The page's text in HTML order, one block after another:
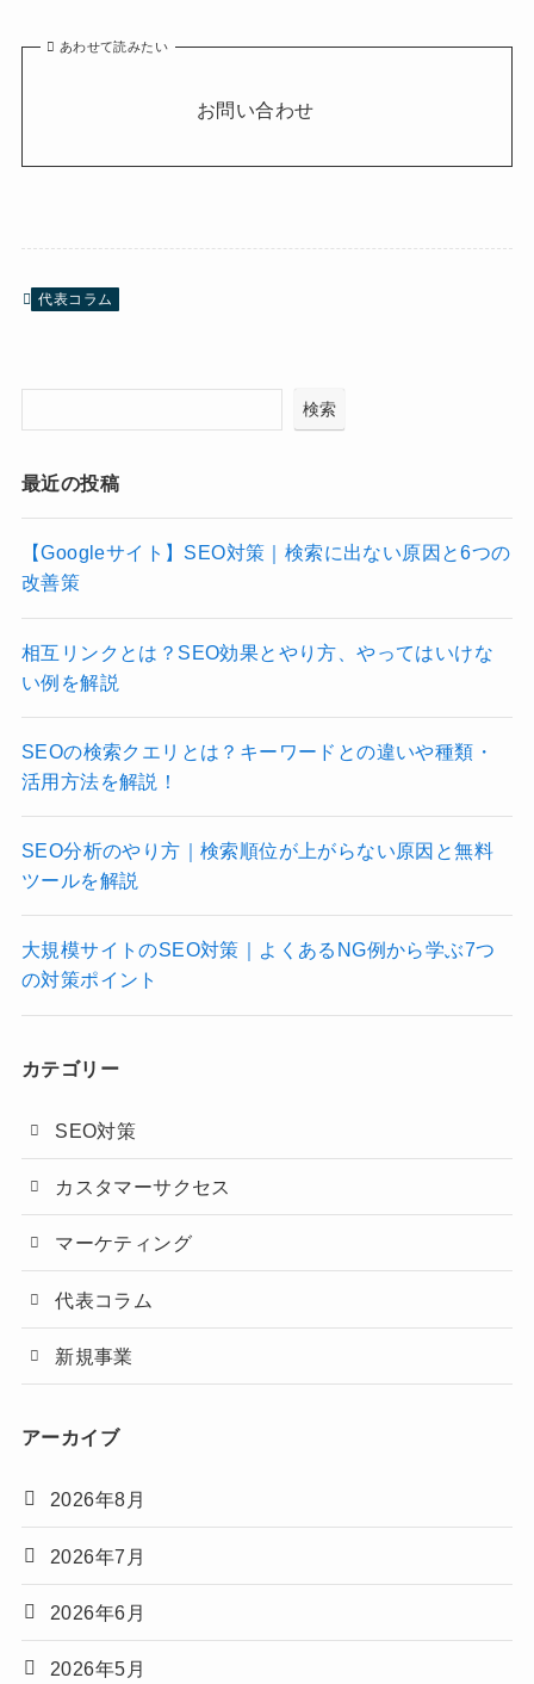
あわせて読みたい
お問い合わせ
代表コラム
検索
最近の投稿
【Googleサイト】SEO対策｜検索に出ない原因と6つの
改善策
相互リンクとは？SEO効果とやり方、やってはいけな
い例を解説
SEOの検索クエリとは？キーワードとの違いや種類・
活用方法を解説！
SEO分析のやり方｜検索順位が上がらない原因と無料
ツールを解説
大規模サイトのSEO対策｜よくあるNG例から学ぶ7つ
の対策ポイント
カテゴリー
SEO対策
カスタマーサクセス
マーケティング
代表コラム
新規事業
アーカイブ
2026年8月
2026年7月
2026年6月
2026年5月